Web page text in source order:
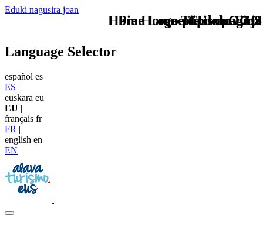
Eduki nagusira joan
TU - LOGO
Language Selector
español es
ES |
euskara eu
EU |
français fr
FR |
english en
EN
que tipo de viaje
Home Logo pie de página
Pie Home Turismo EUS